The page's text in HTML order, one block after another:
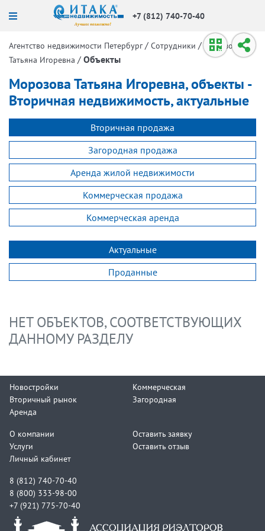
+7 (812) 740-70-40
Агентство недвижимости Петербург / Сотрудники / Морозова
Татьяна Игоревна / Объекты
Морозова Татьяна Игоревна, объекты -
Вторичная недвижимость, актуальные
Вторичная продажа
Загородная продажа
Аренда жилой недвижимости
Коммерческая продажа
Коммерческая аренда
Актуальные
Проданные
НЕТ ОБЪЕКТОВ, СООТВЕТСТВУЮЩИХ
ДАННОМУ РАЗДЕЛУ
Новостройки
Вторичный рынок
Аренда
Коммерческая
Загородная
О компании
Услуги
Личный кабинет
Оставить заявку
Оставить отзыв
8 (812) 740-70-40
8 (800) 333-98-00
+7 (921) 775-70-40